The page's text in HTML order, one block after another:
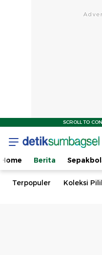
SCROLL TO
Home Berita
Terpopuler Koleksi